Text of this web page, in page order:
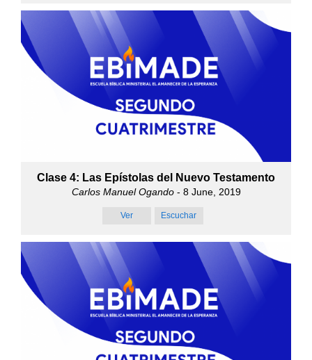
Clase 4: Las Epístolas del Nuevo Testamento
Carlos Manuel Ogando- 8 June, 2019
Ver Escuchar